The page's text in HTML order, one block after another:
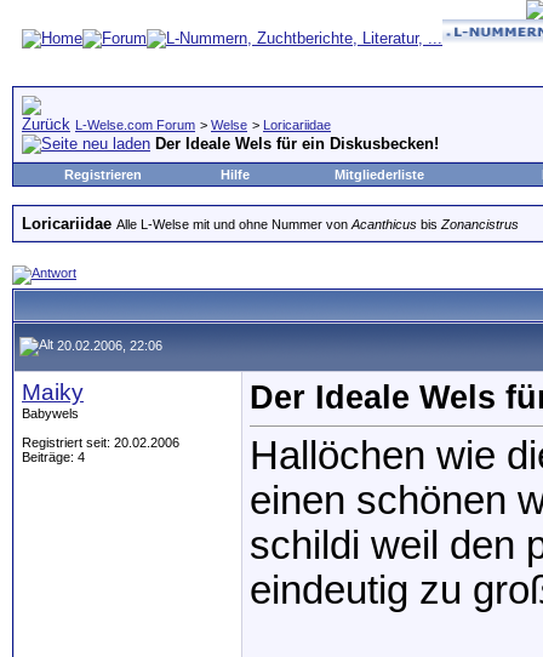
L-Welse.com Forum > Welse > Loricariidae
Der Ideale Wels für ein Diskusbecken!
Registrieren Hilfe Mitgliederliste
Loricariidae Alle L-Welse mit und ohne Nummer von Acanthicus bis Zonancistrus
20.02.2006, 22:06
Maiky
Babywels
Registriert seit: 20.02.2006
Beiträge: 4
Der Ideale Wels
Hallöchen wie
einen schönen
schildi weil den
eindeutig zu